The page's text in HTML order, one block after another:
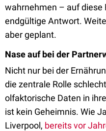
wahrnehmen – auf diese
endgültige Antwort.
aber geplant.
Nase auf bei der
Nicht nur bei der
die zentrale Rolle
olfaktorische Daten in
ist kein Geheimnis. Wie
Liverpool, bereits vor